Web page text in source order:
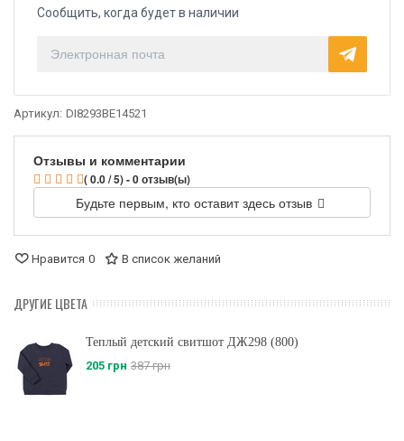
Сообщить, когда будет в наличии
Артикул: DI8293BE14521
Отзывы и комментарии
( 0.0 / 5) - 0 отзыв(ы)
Будьте первым, кто оставит здесь отзыв
Нравится 0 В список желаний
ДРУГИЕ ЦВЕТА
Теплый детский свитшот ДЖ298 (800)
205 грн 387 грн